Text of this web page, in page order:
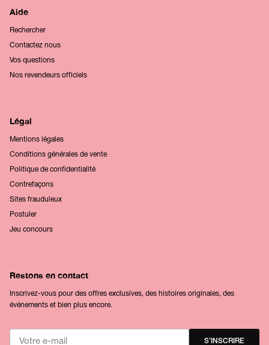
Aide
Rechercher
Contactez nous
Vos questions
Nos revendeurs officiels
Légal
Mentions légales
Conditions générales de vente
Politique de confidentialité
Contrefaçons
Sites frauduleux
Postuler
Jeu concours
Restons en contact
Inscrivez-vous pour des offres exclusives, des histoires originales, des
événements et bien plus encore.
S’INSCRIRE